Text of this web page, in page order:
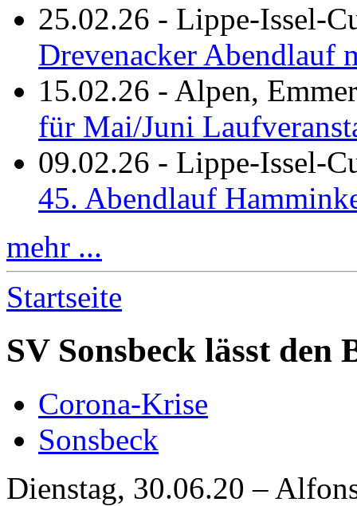
25.02.26 - Lippe-Issel-
Drevenacker Abendlauf
15.02.26 - Alpen,
für Mai/Juni
09.02.26 - Lippe-Issel-
45. Abendlauf
mehr ...
Startseite
SV Sonsbeck lässt
Corona-Krise
Sonsbeck
Dienstag, 30.06.20 –